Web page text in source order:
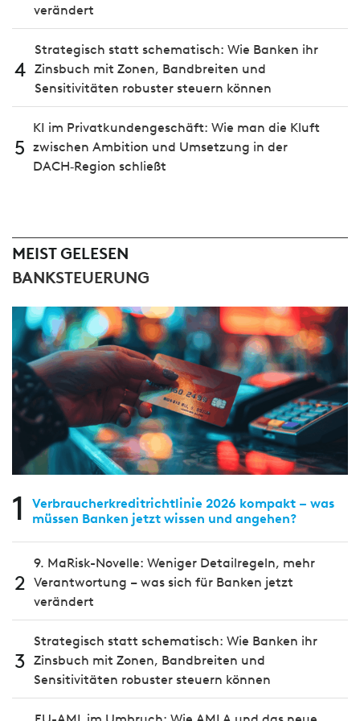
verändert
4
Strategisch statt schematisch: Wie Banken ihr
Zinsbuch mit Zonen, Bandbreiten und
Sensitivitäten robuster steuern können
5
KI im Privatkundengeschäft: Wie man die Kluft
zwischen Ambition und Umsetzung in der
DACH‑Region schließt
MEIST GELESEN
BANKSTEUERUNG
1
Verbraucherkreditrichtlinie 2026 kompakt – was
müssen Banken jetzt wissen und angehen?
2
9. MaRisk-Novelle: Weniger Detailregeln, mehr
Verantwortung – was sich für Banken jetzt
verändert
3
Strategisch statt schematisch: Wie Banken ihr
Zinsbuch mit Zonen, Bandbreiten und
Sensitivitäten robuster steuern können